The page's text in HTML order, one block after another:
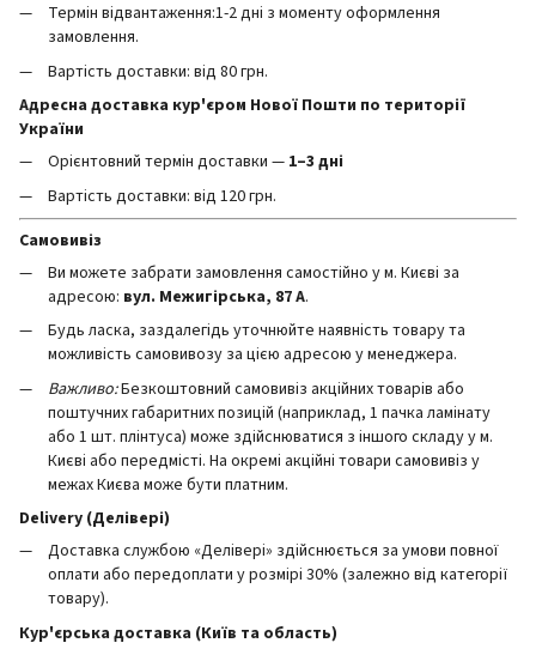
Термін відвантаження:1-2 дні з моменту оформлення
замовлення.
Вартість доставки: від 80 грн.
Адресна доставка кур'єром Нової Пошти по території
України
Орієнтовний термін доставки — 1–3 дні
Вартість доставки: від 120 грн.
Самовивіз
Ви можете забрати замовлення самостійно у м. Києві за
адресою: вул. Межигірська, 87 А.
Будь ласка, заздалегідь уточнюйте наявність товару та
можливість самовивозу за цією адресою у менеджера.
Важливо:Безкоштовний самовивіз акційних товарів або
поштучних габаритних позицій (наприклад, 1 пачка ламінату
або 1 шт. плінтуса) може здійснюватися з іншого складу у м.
Києві або передмісті. На окремі акційні товари самовивіз у
межах Києва може бути платним.
Delivery (Делівері)
Доставка службою «Делівері» здійснюється за умови повної
оплати або передоплати у розмірі 30% (залежно від категорії
товару).
Кур'єрська доставка (Київ та область)